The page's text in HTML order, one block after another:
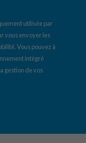
utilisée par
vous envoyer les
Vous pouvez à
intégré
gestion de vos